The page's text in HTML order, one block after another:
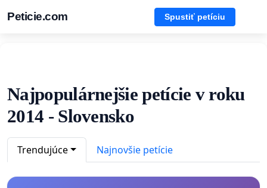
Peticie.com Spustiť petíciu
Najpopulárnejšie petície v roku
2014 - Slovensko
Trendujúce Najnovšie petície